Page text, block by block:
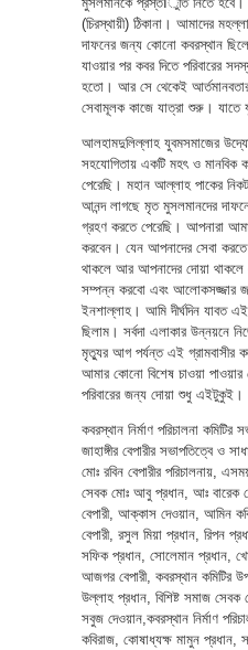
(চিরস্থায়ী) ঠিকানা। আমাদের
দাফনের জন্য কোনো কবরস্থান
যাওয়ার পর কবর দিতে পরিবারের
হতো। আর সে থেকেই
সেবামূলক কাজে যাত্রা শুরু। যাতে
আলহামদুলিল্লাহ যুবমসমাজের
সহযোগিতায় একটি মহৎ ও মানবিক
পেরেছি। মহান আল্লাহ পাকের
আনন্দ লাগছে মৃত মুসলমানদের
গ্রহণ করতে পেরেছি। আপনারা
করবেন। যেন আপনাদের সেবা
থাকলে আর আপনাদের দোয়া থাকলে
সম্পন্ন করবো এবং আলোকসজ্জার
ইনশাল্লাহ। আমি দীর্ঘদিন যাবত
ছিলাম। সর্বদা এলাকার উন্নয়নে
মৃত্যুর আগ পর্যন্ত এই গ্রামবাসীর
আমার কোনো বিশেষ চাওয়া
পরিবারের জন্য দোয়া শুধু এইটুকুই।
কবরস্থান নির্মাণ পরিচালনা কমিটির
জাহাঙ্গীর বেপারীর সভাপতিত্বে ও
মোঃ রবিন বেপারীর পরিচালনায়,
সেবক মোঃ আবু প্রধান, আঃ বারেক
বেপারী, আক্কাস দেওয়ান, আমিন
বেপারী, রসুল মিয়া প্রধান, রিপন
সফিক প্রধান, সোলেমান প্রধান,
আজগর বেপারী, কবরস্থান কমিটির
উল্লাহ প্রধান, বিশিষ্ট সমাজ সেবক
সবুজ দেওয়ান,কবরস্থান নির্মাণ
কবিরাজ, কোষাধ্যক্ষ মামুন